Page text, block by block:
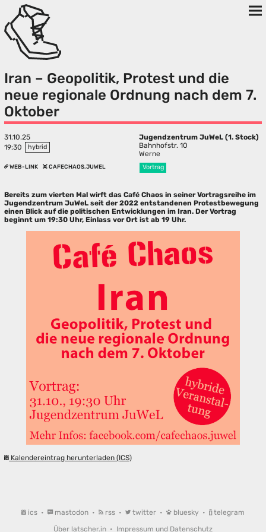
Iran – Geopolitik, Protest und die
neue regionale Ordnung nach dem 7.
Oktober
31.10.25
19:30
hybrid
Jugendzentrum JuWeL (1. Stock)
Bahnhofstr. 10
Werne
WEB-LINK CAFECHAOS.JUWEL Vortrag
Bereits zum vierten Mal wirft das Café Chaos in seiner Vortragsreihe im
Jugendzentrum JuWeL seit der 2022 entstandenen Protestbewegung
einen Blick auf die politischen Entwicklungen im Iran. Der Vortrag
beginnt um 19:30 Uhr, Einlass vor Ort ist ab 19 Uhr.
Kalendereintrag herunterladen (ICS)
ics • mastodon • rss • twitter • bluesky •
telegram
Über latscher.in • Impressum und Datenschutz